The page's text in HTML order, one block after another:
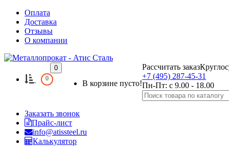
Оплата
Доставка
Отзывы
О компании
0
0
В корзине пусто!
Рассчитать заказ
+7 (495) 287-45-31
Пн-Пт: с 9.00 - 18.00
Заказать звонок
Прайс-лист
info@atissteel.ru
Калькулятор